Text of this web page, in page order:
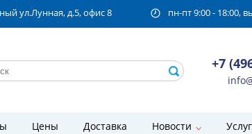
ул.Лунная, д.5, офис 8 пн-пт 9:00 - 18:00,
+7
Цены Доставка Новости